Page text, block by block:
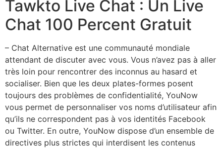
Tawkto Live Chat : Un Live
Chat 100 Percent Gratuit
– Chat Alternative est une communauté mondiale
attendant de discuter avec vous. Vous n’avez pas à aller
très loin pour rencontrer des inconnus au hasard et
socialiser. Bien que les deux plates-formes posent
toujours des problèmes de confidentialité, YouNow
vous permet de personnaliser vos noms d’utilisateur afin
qu’ils ne correspondent pas à vos identités Facebook
ou Twitter. En outre, YouNow dispose d’un ensemble de
directives plus strictes qui interdisent les contenus